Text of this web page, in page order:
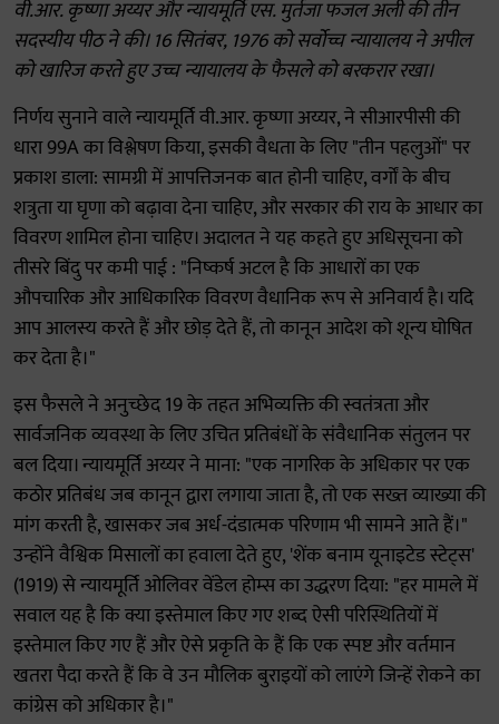
वी.आर. कृष्णा अय्यर और न्यायमूर्ति एस. मुर्तजा फजल अली की तीन
सदस्यीय पीठ ने की। 16 सितंबर, 1976 को सर्वोच्च न्यायालय ने अपील
को खारिज करते हुए उच्च न्यायालय के फैसले को बरकरार रखा।
निर्णय सुनाने वाले न्यायमूर्ति वी.आर. कृष्णा अय्यर, ने सीआरपीसी की
धारा 99A का विश्लेषण किया, इसकी वैधता के लिए "तीन पहलुओं" पर
प्रकाश डाला: सामग्री में आपत्तिजनक बात होनी चाहिए, वर्गों के बीच
शत्रुता या घृणा को बढ़ावा देना चाहिए, और सरकार की राय के आधार का
विवरण शामिल होना चाहिए। अदालत ने यह कहते हुए अधिसूचना को
तीसरे बिंदु पर कमी पाई : "निष्कर्ष अटल है कि आधारों का एक
औपचारिक और आधिकारिक विवरण वैधानिक रूप से अनिवार्य है। यदि
आप आलस्य करते हैं और छोड़ देते हैं, तो कानून आदेश को शून्य घोषित
कर देता है।"
इस फैसले ने अनुच्छेद 19 के तहत अभिव्यक्ति की स्वतंत्रता और
सार्वजनिक व्यवस्था के लिए उचित प्रतिबंधों के संवैधानिक संतुलन पर
बल दिया। न्यायमूर्ति अय्यर ने माना: "एक नागरिक के अधिकार पर एक
कठोर प्रतिबंध जब कानून द्वारा लगाया जाता है, तो एक सख्त व्याख्या की
मांग करती है, खासकर जब अर्ध-दंडात्मक परिणाम भी सामने आते हैं।"
उन्होंने वैश्विक मिसालों का हवाला देते हुए, 'शेंक बनाम यूनाइटेड स्टेट्स'
(1919) से न्यायमूर्ति ओलिवर वेंडेल होम्स का उद्धरण दिया: "हर मामले में
सवाल यह है कि क्या इस्तेमाल किए गए शब्द ऐसी परिस्थितियों में
इस्तेमाल किए गए हैं और ऐसे प्रकृति के हैं कि एक स्पष्ट और वर्तमान
खतरा पैदा करते हैं कि वे उन मौलिक बुराइयों को लाएंगे जिन्हें रोकने का
कांग्रेस को अधिकार है।"